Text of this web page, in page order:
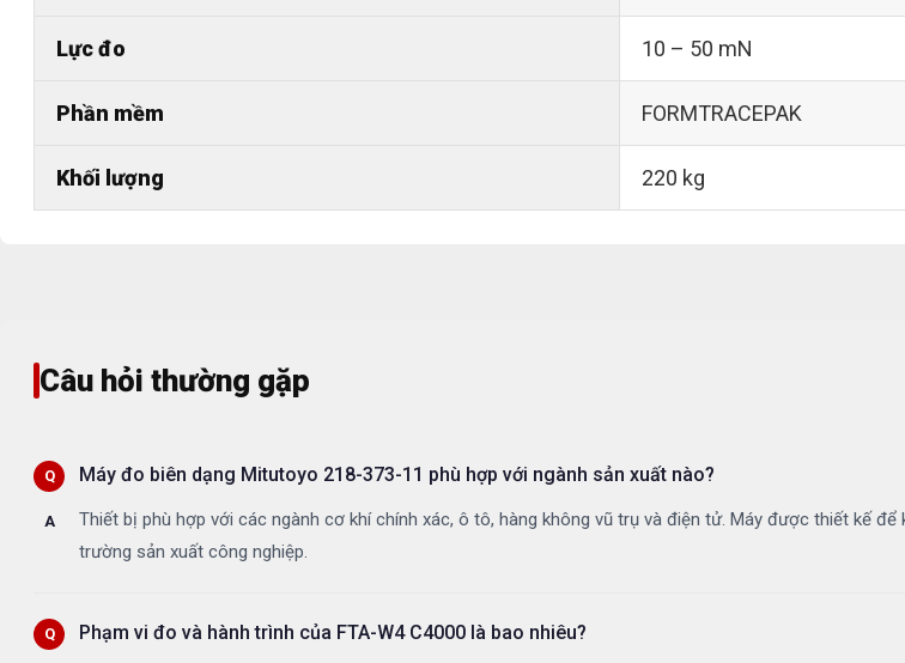
Lực đo 10 – 50 mN
Phần mềm FORMTRACEPAK
Khối lượng 220 kg
Câu hỏi thường gặp
Máy đo biên dạng Mitutoyo 218-373-11 phù hợp với ngành sản xuất nào?
Thiết bị phù hợp với các ngành cơ khí chính xác, ô tô, hàng không vũ trụ và điện tử. Máy được thiết kế
trường sản xuất công nghiệp.
Phạm vi đo và hành trình của FTA-W4 C4000 là bao nhiêu?